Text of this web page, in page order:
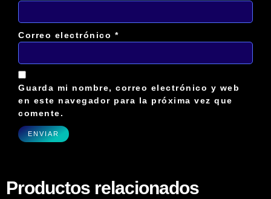
Correo electrónico *
Guarda mi nombre, correo electrónico y web
en este navegador para la próxima vez que
comente.
Productos relacionados